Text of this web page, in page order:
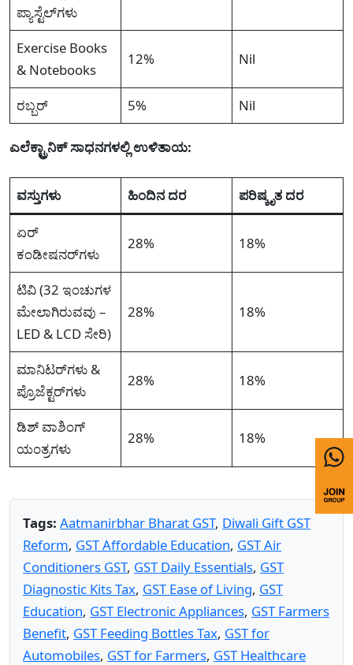
ಪ್ಯಾಸ್ಟೆಲ್‌ಗಳು
Exercise Books
& Notebooks
12% Nil
ರಬ್ಬರ್ 5% Nil
ಎಲೆಕ್ಟ್ರಾನಿಕ್ ಸಾಧನಗಳಲ್ಲಿ ಉಳಿತಾಯ:
ವಸ್ತುಗಳು ಹಿಂದಿನ ದರ ಪರಿಷ್ಕೃತ ದರ
ಏರ್
ಕಂಡೀಷನರ್‌ಗಳು
28% 18%
ಟಿವಿ (32 ಇಂಚುಗಳ
ಮೇಲಾಗಿರುವವು –
LED & LCD ಸೇರಿ)
28% 18%
ಮಾನಿಟರ್‌ಗಳು &
ಪ್ರೊಜೆಕ್ಟರ್‌ಗಳು
28% 18%
ಡಿಶ್ ವಾಶಿಂಗ್
ಯಂತ್ರಗಳು
28% 18%
Tags: Aatmanirbhar Bharat GST, Diwali Gift GST
Reform, GST Affordable Education, GST Air
Conditioners GST, GST Daily Essentials, GST
Diagnostic Kits Tax, GST Ease of Living, GST
Education, GST Electronic Appliances, GST Farmers
Benefit, GST Feeding Bottles Tax, GST for
Automobiles, GST for Farmers, GST Healthcare